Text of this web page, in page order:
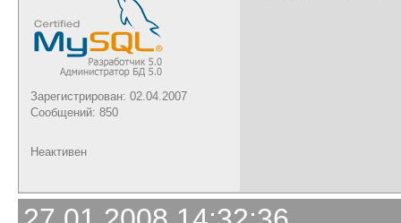
Зарегистрирован: 02.04.2007
Сообщений: 850
Неактивен